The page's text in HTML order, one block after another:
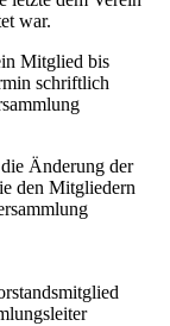
war.
Mitglied bis
schriftlich
Änderung der
den Mitgliedern